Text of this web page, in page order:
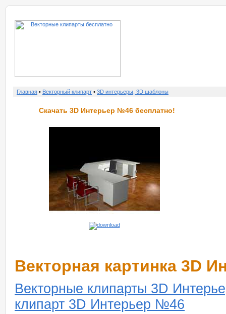
Главная • Векторный клипарт • 3D интерьеры, 3D шаблоны
Скачать 3D Интерьер №46 бесплатно!
Векторная картинка 3D
Векторные клипарты 3D
клипарт 3D Интерьер №46